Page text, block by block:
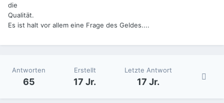
die
Qualität.
Es ist halt vor allem eine Frage des Geldes....
Antworten
65
Erstellt
17 Jr.
Letzte Antwort
17 Jr.